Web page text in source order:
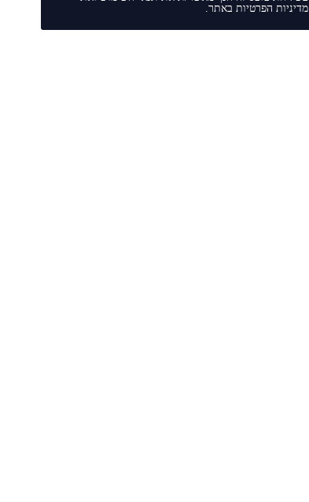
מדיניות הפרטיותבאתר.